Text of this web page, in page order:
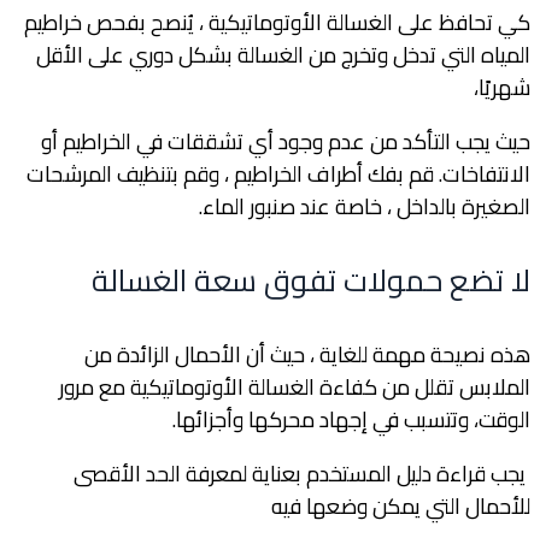
كي تحافظ على الغسالة الأوتوماتيكية ، يُنصح بفحص خراطيم
المياه التي تدخل وتخرج من الغسالة بشكل دوري على الأقل
شهريًا،
حيث يجب التأكد من عدم وجود أي تشققات في الخراطيم أو
الانتفاخات. قم بفك أطراف الخراطيم ، وقم بتنظيف المرشحات
الصغيرة بالداخل ، خاصة عند صنبور الماء.
لا تضع حمولات تفوق سعة الغسالة
هذه نصيحة مهمة للغاية ، حيث أن الأحمال الزائدة من
الملابس تقلل من كفاءة الغسالة الأوتوماتيكية مع مرور
الوقت، وتتسبب في إجهاد محركها وأجزائها.
يجب قراءة دليل المستخدم بعناية لمعرفة الحد الأقصى
للأحمال التي يمكن وضعها فيه